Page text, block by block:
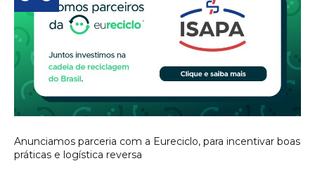
Anunciamos parceria com a Eureciclo, para incentivar boas
práticas e logística reversa